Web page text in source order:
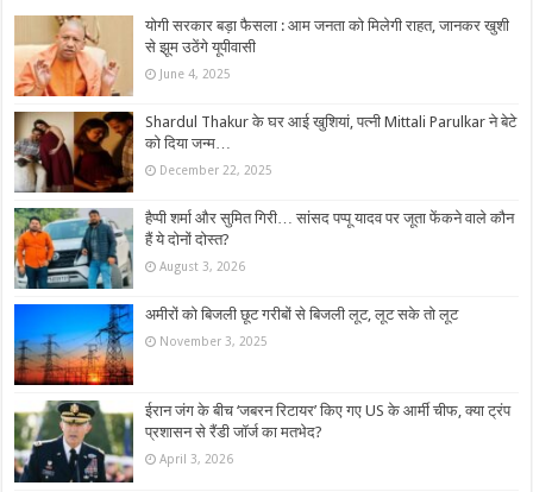
योगी सरकार बड़ा फैसला : आम जनता को मिलेगी राहत, जानकर खुशी
से झूम उठेंगे यूपीवासी
June 4, 2025
Shardul Thakur के घर आई खुशियां, पत्नी Mittali Parulkar ने बेटे
को दिया जन्म…
December 22, 2025
हैप्पी शर्मा और सुमित गिरी… सांसद पप्पू यादव पर जूता फेंकने वाले कौन
हैं ये दोनों दोस्त?
August 3, 2026
अमीरों को बिजली छूट गरीबों से बिजली लूट, लूट सके तो लूट
November 3, 2025
ईरान जंग के बीच ‘जबरन रिटायर’ किए गए US के आर्मी चीफ, क्या ट्रंप
प्रशासन से रैंडी जॉर्ज का मतभेद?
April 3, 2026